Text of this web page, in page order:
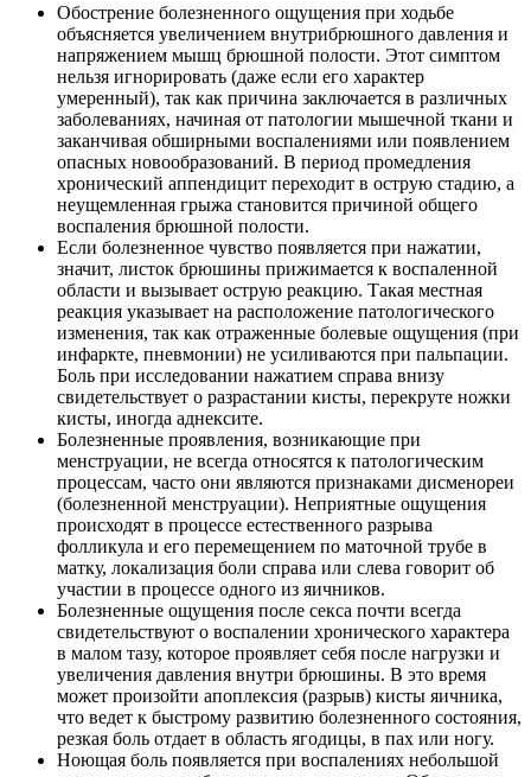
Обострение болезненного ощущения при ходьбе
объясняется увеличением внутрибрюшного давления и
напряжением мышц брюшной полости. Этот симптом
нельзя игнорировать (даже если его характер
умеренный), так как причина заключается в различных
заболеваниях, начиная от патологии мышечной ткани и
заканчивая обширными воспалениями или появлением
опасных новообразований. В период промедления
хронический аппендицит переходит в острую стадию, а
неущемленная грыжа становится причиной общего
воспаления брюшной полости.
Если болезненное чувство появляется при нажатии,
значит, листок брюшины прижимается к воспаленной
области и вызывает острую реакцию. Такая местная
реакция указывает на расположение патологического
изменения, так как отраженные болевые ощущения (при
инфаркте, пневмонии) не усиливаются при пальпации.
Боль при исследовании нажатием справа внизу
свидетельствует о разрастании кисты, перекруте ножки
кисты, иногда аднексите.
Болезненные проявления, возникающие при
менструации, не всегда относятся к патологическим
процессам, часто они являются признаками дисменореи
(болезненной менструации). Неприятные ощущения
происходят в процессе естественного разрыва
фолликула и его перемещением по маточной трубе в
матку, локализация боли справа или слева говорит об
участии в процессе одного из яичников.
Болезненные ощущения после секса почти всегда
свидетельствуют о воспалении хронического характера
в малом тазу, которое проявляет себя после нагрузки и
увеличения давления внутри брюшины. В это время
может произойти апоплексия (разрыв) кисты яичника,
что ведет к быстрому развитию болезненного состояния,
резкая боль отдает в область ягодицы, в пах или ногу.
Ноющая боль появляется при воспалениях небольшой